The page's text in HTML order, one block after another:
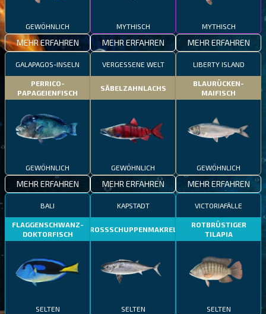
GEWÖHNLICH
MEHR ERFAHREN
MYTHISCH
MEHR ERFAHREN
MYTHISCH
MEHR ERFAHREN
GALAPAGOS-INSELN
PERRICO-
PAPAGEIENFISCH
GEWÖHNLICH
MEHR ERFAHREN
VERGESSENE WELT
SÄBELZAHNLACHS
GEWÖHNLICH
MEHR ERFAHREN
LIBERTY ISLAND
BLAURÜCKEN-
MAIFISCH
GEWÖHNLICH
MEHR ERFAHREN
BALI
FLAGGENSCHWANZ-
DOKTORFISCH
SELTEN
KAPSTADT
GROSSSCHUPPENMAKRELE
SELTEN
VICTORIAFÄLLE
ROTBRÜSTIGER
TILAPIA
SELTEN